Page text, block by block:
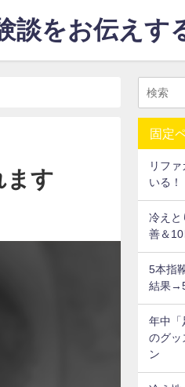
談をお伝えす
ます
固定
リフ
いる！
冷えと
善＆
5本指
結果
年中「
のグッ
ン